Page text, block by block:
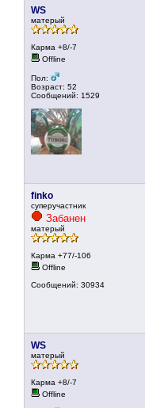
WS
матерый
Карма +8/-7
Offline
Пол:
Возраст: 52
Сообщений: 1529
finko
суперучастник
Забанен
матерый
Карма +77/-106
Offline
Сообщений: 30934
WS
матерый
Карма +8/-7
Offline